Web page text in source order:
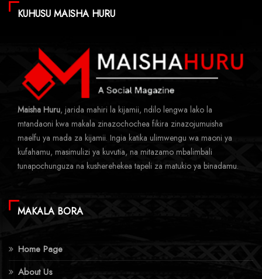
KUHUSU MAISHA HURU
Maisha Huru, jarida mahiri la kijamii, ndilo lengwa lako la
mtandaoni kwa makala zinazochochea fikira zinazojumuisha
maelfu ya mada za kijamii. Ingia katika ulimwengu wa maoni ya
kufahamu, masimulizi ya kuvutia, na mitazamo mbalimbali
tunapochunguza na kusherehekea tapeli za matukio ya binadamu.
MAKALA BORA
Home Page
About Us